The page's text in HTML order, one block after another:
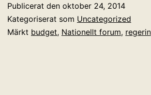
Publicerat den oktober 24, 2014
Kategoriserat som Uncategorized
Märkt budget, Nationellt forum,